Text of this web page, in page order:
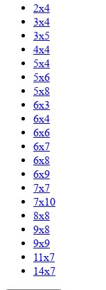
2х4
3х4
3х5
4х4
5х4
5х6
5х8
6х3
6х4
6х6
6х7
6х8
6х9
7х7
7х10
8х8
9х8
9х9
11х7
14х7